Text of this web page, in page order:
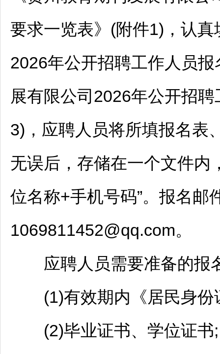
要求一览表》(附件1)，认
2026年公开招聘工作人员报
展有限公司2026年公开招聘
3)，应聘人员将所填报名表
无误后，存储在一个文件内
位名称+手机号码”。报名邮
1069811452@qq.com。
应聘人员需要准备的报
(1)有效期内《居民身份
(2)毕业证书、学位证书;